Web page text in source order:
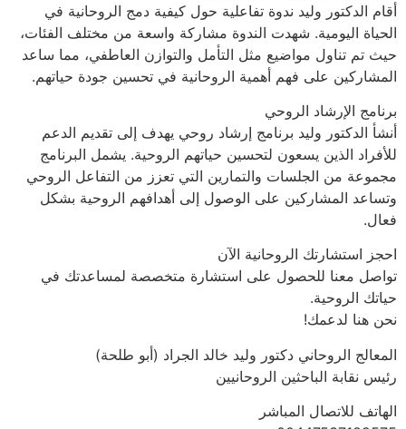
أقام الدكتور وليد ندوة تفاعلية حول كيفية دمج الروحانية في
الحياة اليومية. شهدت الندوة مشاركة واسعة من مختلف الفئات،
حيث تم تناول مواضيع مثل التأمل والتوازن العاطفي، مما ساعد
المشاركين على فهم أهمية الروحانية في تحسين جودة حياتهم.
برنامج الإرشاد الروحي
أنشأ الدكتور وليد برنامج إرشاد روحي يهدف إلى تقديم الدعم
للأفراد الذين يسعون لتحسين حياتهم الروحية. يشمل البرنامج
مجموعة من الجلسات والتمارين التي تعزز من التفاعل الروحي
وتساعد المشاركين على الوصول إلى أهدافهم الروحية بشكل
فعال.
احجز استشارتك الروحانية الآن
تواصل معنا للحصول على استشارة متخصصة لمساعدتك في
حياتك الروحية.
نحن هنا لدعمك!
المعالج الروحاني دكتور وليد خالد الجراد (أبو طلحة)
رئيس نقابة الباحثين الروحانيين
الهاتف للاتصال المباشر